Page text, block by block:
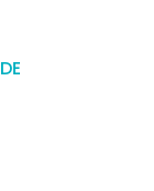
era: 39.90€.
actual es: